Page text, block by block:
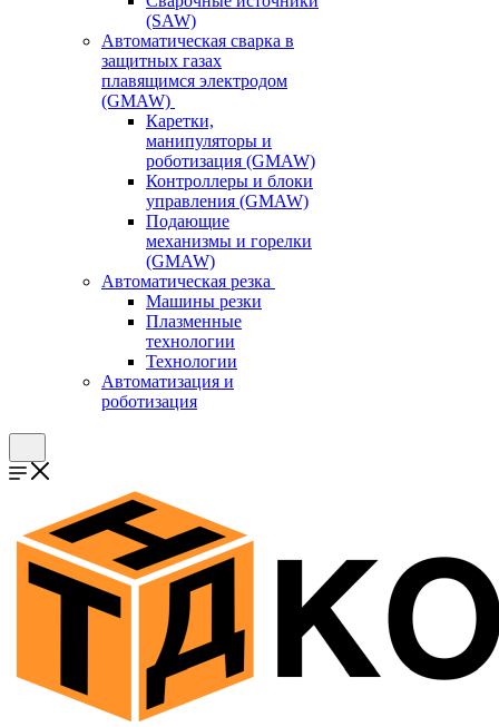
(SAW)
Автоматическая сварка в
защитных газах
плавящимся электродом
(GMAW)
Каретки,
манипуляторы и
роботизация (GMAW)
Контроллеры и блоки
управления (GMAW)
Подающие
механизмы и горелки
(GMAW)
Автоматическая резка
Машины резки
Плазменные
технологии
Технологии
Автоматизация и
роботизация